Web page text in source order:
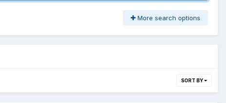
More search options
SORT BY